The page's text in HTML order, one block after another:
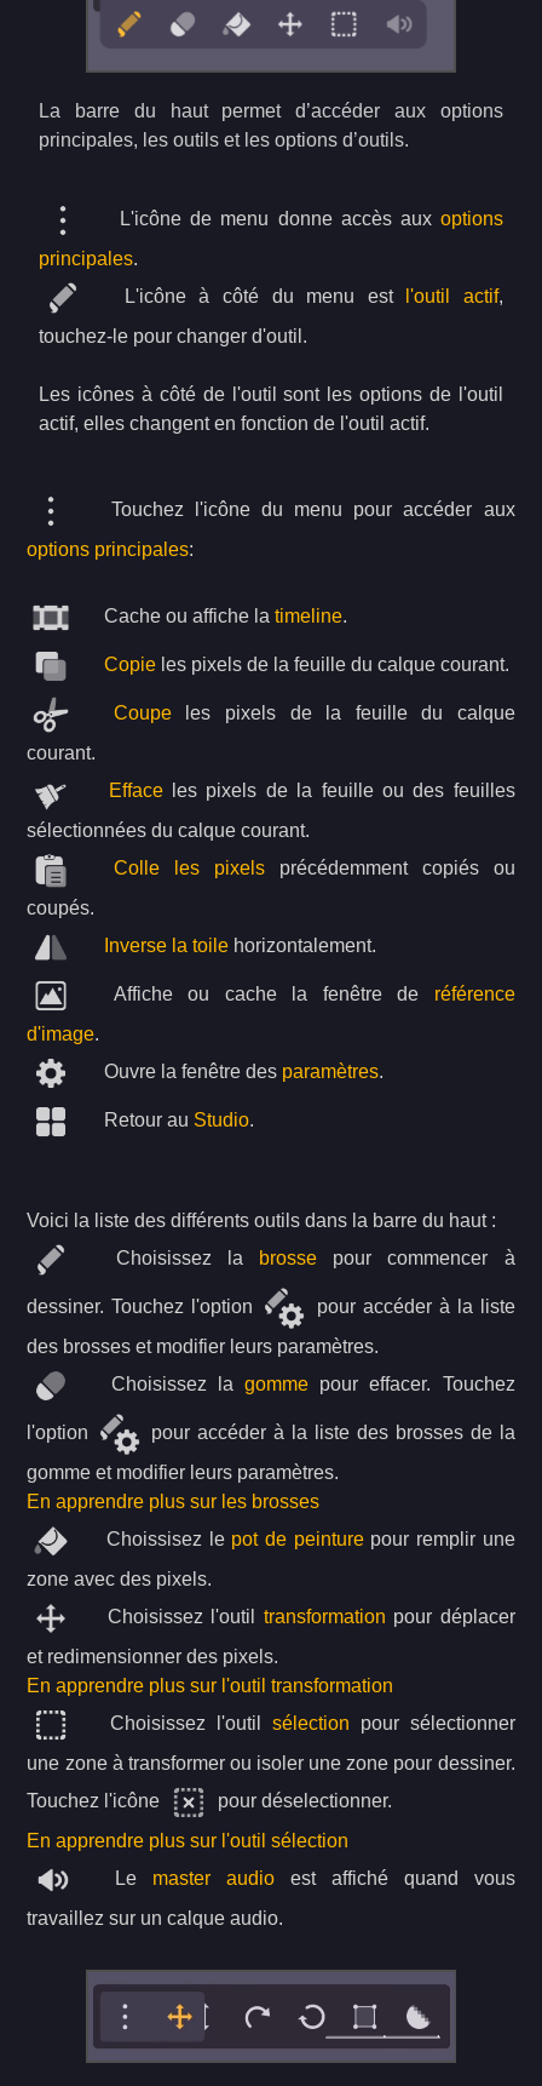
La barre du haut permet d’accéder aux options
principales, les outils et les options d’outils.
L'icône de menu donne accès aux options
principales.
L'icône à côté du menu est
l'outil actif,
touchez-le pour changer d'outil.
Les icônes à côté de l'outil sont les options de l'outil
actif, elles changent en fonction de l'outil actif.
Touchez l'icône du menu pour accéder aux
options principales:
Cache ou affiche latimeline.
Copie les pixels de la feuille du calque courant.
Coupeles pixels de la feuille du calque
courant.
Effaceles pixels de la feuille ou des feuilles
sélectionnées du calque courant.
Colle les pixels précédemment copiés ou
coupés.
Inverse la toile horizontalement.
Affiche ou cache la fenêtre de référence
d'image.
Ouvre la fenêtre des paramètres.
Retour au Studio.
Voici la liste des différents outils dans la barre du haut :
Choisissez la
brosse pour commencer à
dessiner. Touchez l'option
pour accéder à la liste
des brosses et modifier leurs paramètres.
Choisissez la gomme pour effacer. Touchez
l'option
pour accéder à la liste des brosses de la
gomme et modifier leurs paramètres.
En apprendre plus sur les brosses
Choissisez le pot de peinturepour remplir une
zone avec des pixels.
Choisissez l'outil transformation pour déplacer
et redimensionner des pixels.
En apprendre plus sur l'outil transformation
Choisissez l'outil sélection pour sélectionner
une zone à transformer ou isoler une zone pour dessiner.
Touchez l'icône
pour déselectionner.
En apprendre plus sur l'outil sélection
Le master audio est affiché quand vous
travaillez sur un calque audio.